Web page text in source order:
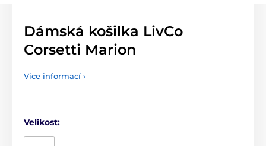
Dámská košilka LivCo
Corsetti Marion
Více informací ›
Velikost: